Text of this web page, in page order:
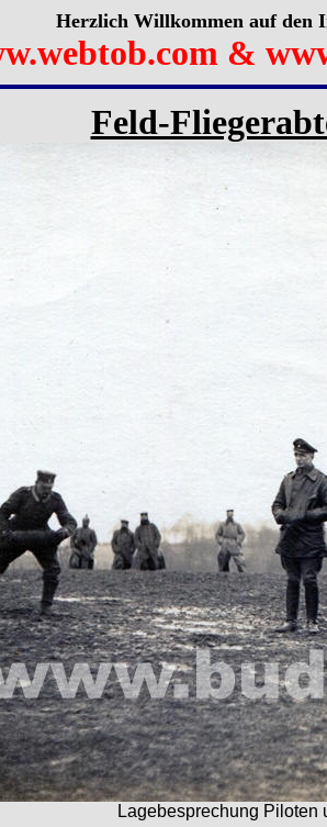
Herzlich Willkommen auf den
&
Feld-
Lagebesprechung Piloten